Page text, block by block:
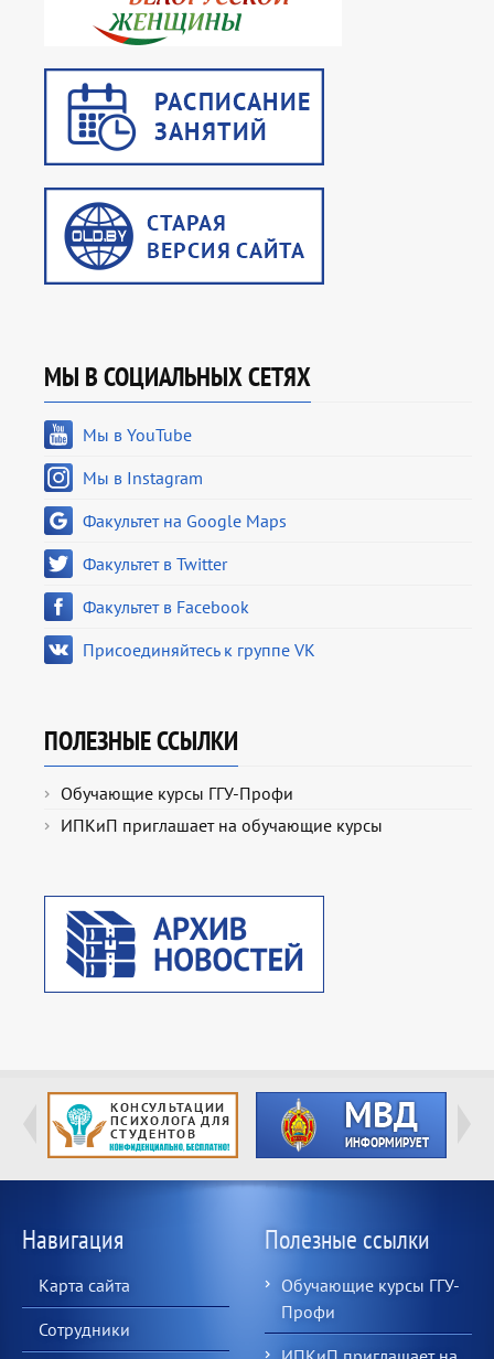
МЫ В СОЦИАЛЬНЫХ СЕТЯХ
Мы в YouTube
Мы в Instagram
Факультет на Google Maps
Факультет в Twitter
Факультет в Facebook
Присоединяйтесь к группе VK
ПОЛЕЗНЫЕ ССЫЛКИ
Обучающие курсы ГГУ-Профи
ИПКиП приглашает на обучающие курсы
Навигация
Карта сайта
Сотрудники
Полезные ссылки
Обучающие курсы ГГУ-
Профи